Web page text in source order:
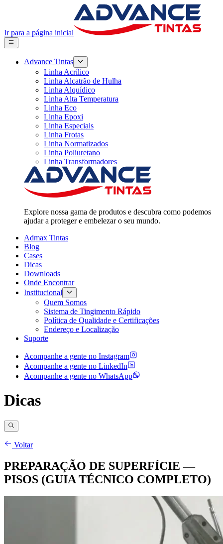
Ir para a página inicial
Advance Tintas
Linha Acrílico
Linha Alcatrão de Hulha
Linha Alquídico
Linha Alta Temperatura
Linha Eco
Linha Epoxi
Linha Especiais
Linha Frotas
Linha Normatizados
Linha Poliuretano
Linha Transformadores
Explore nossa gama de produtos e descubra como podemos
ajudar a proteger e embelezar o seu mundo.
Admax Tintas
Blog
Cases
Dicas
Downloads
Onde Encontrar
Institucional
Quem Somos
Sistema de Tingimento Rápido
Política de Qualidade e Certificações
Endereço e Localização
Suporte
Acompanhe a gente no Instagram
Acompanhe a gente no LinkedIn
Acompanhe a gente no WhatsApp
Dicas
Voltar
PREPARAÇÃO DE SUPERFÍCIE —
PISOS (GUIA TÉCNICO COMPLETO)